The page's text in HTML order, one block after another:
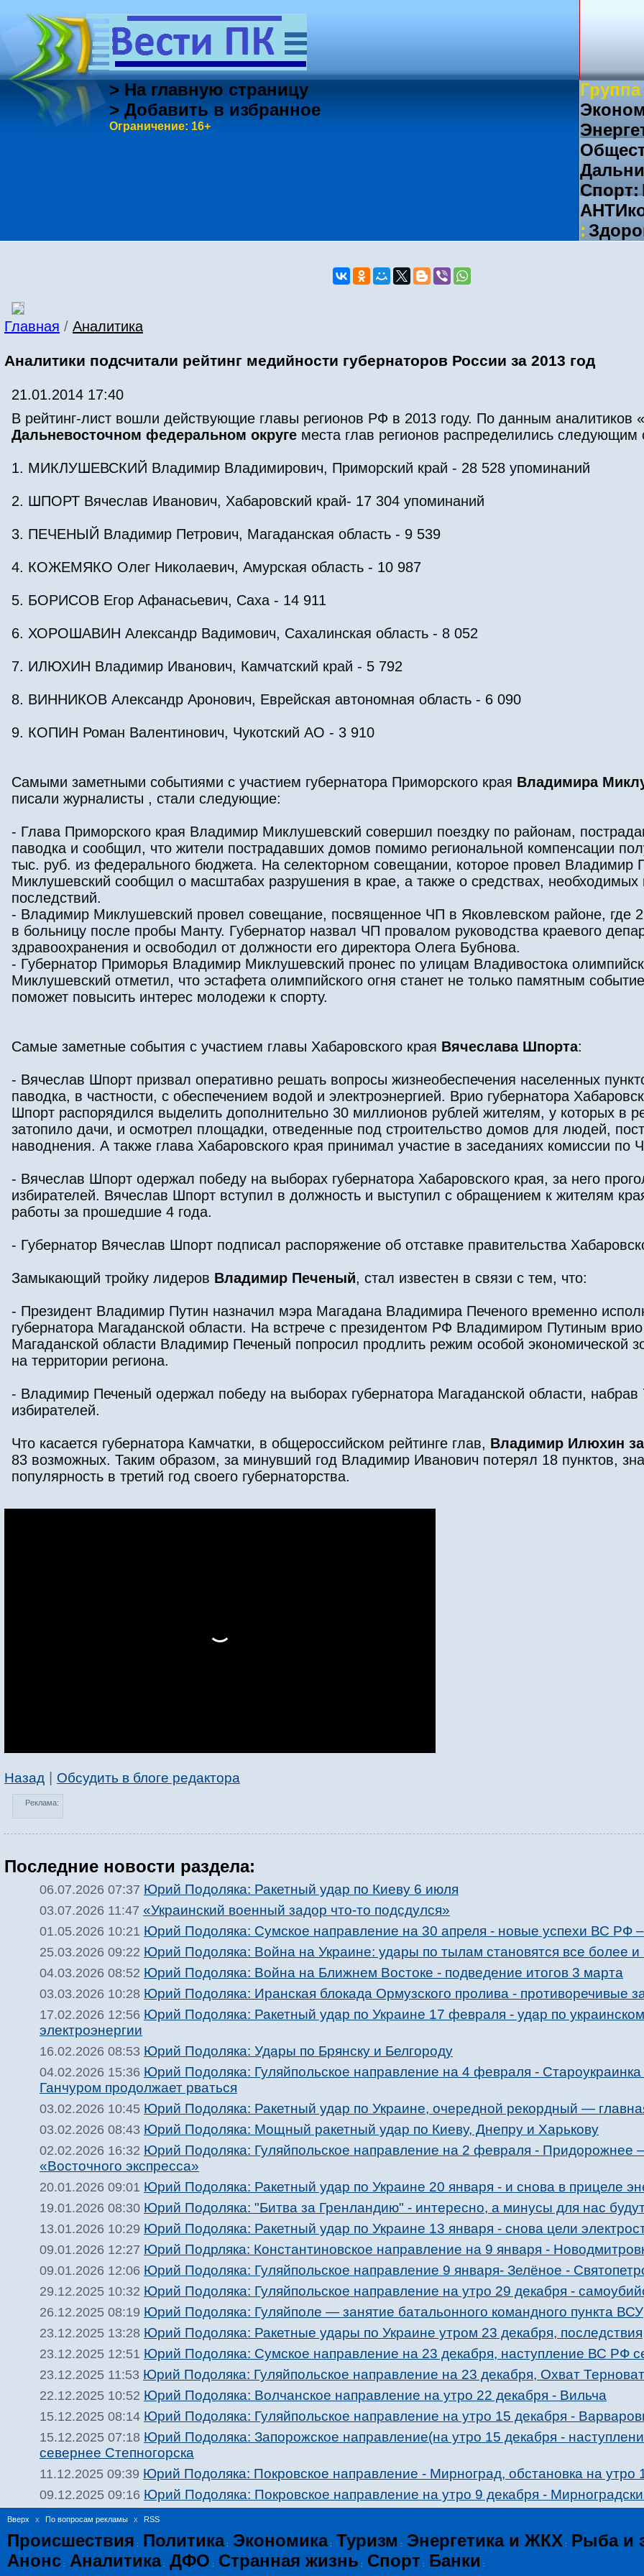
> На главную страницу
> Добавить в избранное
Ограничение: 16+
Спорт:
:
Главная / Аналитика
Аналитики подсчитали рейтинг медийности губернаторов России за 2013 год
21.01.2014 17:40
В рейтинг-лист вошли действующие главы регионов РФ в 2013 году. По данным аналитиков
Дальневосточном федеральном округе места глав регионов распределились следующим
1. МИКЛУШЕВСКИЙ Владимир Владимирович, Приморский край - 28 528 упоминаний
2. ШПОРТ Вячеслав Иванович, Хабаровский край- 17 304 упоминаний
3. ПЕЧЕНЫЙ Владимир Петрович, Магаданская область - 9 539
4. КОЖЕМЯКО Олег Николаевич, Амурская область - 10 987
5. БОРИСОВ Егор Афанасьевич, Саха - 14 911
6. ХОРОШАВИН Александр Вадимович, Сахалинская область - 8 052
7. ИЛЮХИН Владимир Иванович, Камчатский край - 5 792
8. ВИННИКОВ Александр Аронович, Еврейская автономная область - 6 090
9. КОПИН Роман Валентинович, Чукотский АО - 3 910
Самыми заметными событиями с участием губернатора Приморского края Владимира
писали журналисты , стали следующие:
- Глава Приморского края Владимир Миклушевский совершил поездку по районам,
паводка и сообщил, что жители пострадавших домов помимо региональной компенсации
тыс. руб. из федерального бюджета. На селекторном совещании, которое провел Владимир
Миклушевский сообщил о масштабах разрушения в крае, а также о средствах,
последствий.
- Владимир Миклушевский провел совещание, посвященное ЧП в Яковлевском районе, где
в больницу после пробы Манту. Губернатор назвал ЧП провалом руководства краевого
здравоохранения и освободил от должности его директора Олега Бубнова.
- Губернатор Приморья Владимир Миклушевский пронес по улицам Владивостока
Миклушевский отметил, что эстафета олимпийского огня станет не только памятным
поможет повысить интерес молодежи к спорту.
Самые заметные события с участием главы Хабаровского края Вячеслава Шпорта:
- Вячеслав Шпорт призвал оперативно решать вопросы жизнеобеспечения населенных
паводка, в частности, с обеспечением водой и электроэнергией. Врио губернатора
Шпорт распорядился выделить дополнительно 30 миллионов рублей жителям, у которых в
затопило дачи, и осмотрел площадки, отведенные под строительство домов для людей,
наводнения. А также глава Хабаровского края принимал участие в заседаниях комиссии по
- Вячеслав Шпорт одержал победу на выборах губернатора Хабаровского края, за него
избирателей. Вячеслав Шпорт вступил в должность и выступил с обращением к жителям
работы за прошедшие 4 года.
- Губернатор Вячеслав Шпорт подписал распоряжение об отставке правительства
Замыкающий тройку лидеров Владимир Печеный, стал известен в связи с тем, что:
- Президент Владимир Путин назначил мэра Магадана Владимира Печеного временно
губернатора Магаданской области. На встрече с президентом РФ Владимиром Путиным врио
Магаданской области Владимир Печеный попросил продлить режим особой экономической
на территории региона.
- Владимир Печеный одержал победу на выборах губернатора Магаданской области, набрав
избирателей.
Что касается губернатора Камчатки, в общероссийском рейтинге глав, Владимир Илюхин
83 возможных. Таким образом, за минувший год Владимир Иванович потерял 18 пунктов,
популярность в третий год своего губернаторства.
Назад Обсудить в блоге редактора
Реклама:
Последние новости раздела:
06.07.2026 07:37 Юрий Подоляка: Ракетный удар по Киеву 6 июля
03.07.2026 11:47 «Украинский военный задор что-то подсдулся»
01.05.2026 10:21 Юрий Подоляка: Сумское направление на 30 апреля - новые успехи ВС РФ
25.03.2026 09:22 Юрий Подоляка: Война на Украине: удары по тылам становятся все более
04.03.2026 08:52 Юрий Подоляка: Война на Ближнем Востоке - подведение итогов 3 марта
03.03.2026 10:28 Юрий Подоляка: Иранская блокада Ормузского пролива - противоречивые
17.02.2026 12:56 Юрий Подоляка: Ракетный удар по Украине 17 февраля - удар по
электроэнергии
16.02.2026 08:53 Юрий Подоляка: Удары по Брянску и Белгороду
04.02.2026 15:36 Юрий Подоляка: Гуляйпольское направление на 4 февраля -
Ганчуром продолжает рваться
03.02.2026 10:45 Юрий Подоляка: Ракетный удар по Украине, очередной рекордный —
03.02.2026 08:43 Юрий Подоляка: Мощный ракетный удар по Киеву, Днепру и Харькову
02.02.2026 16:32 Юрий Подоляка: Гуляйпольское направление на 2 февраля - Придорожнее
«Восточного экспресса»
20.01.2026 09:01 Юрий Подоляка: Ракетный удар по Украине 20 января - и снова в прицеле
19.01.2026 08:30 Юрий Подоляка: "Битва за Гренландию" - интересно, а минусы для нас
13.01.2026 10:29 Юрий Подоляка: Ракетный удар по Украине 13 января - снова цели
09.01.2026 12:27 Юрий Подрляка: Константиновское направление на 9 января -
09.01.2026 12:06 Юрий Подоляка: Гуляйпольское направление 9 января- Зелёное -
29.12.2025 10:32 Юрий Подоляка: Гуляйпольское направление на утро 29 декабря -
26.12.2025 08:19 Юрий Подоляка: Гуляйполе — занятие батальонного командного пункта ВСУ
23.12.2025 13:28 Юрий Подоляка: Ракетные удары по Украине утром 23 декабря, последствия
23.12.2025 12:51 Юрий Подоляка: Сумское направление на 23 декабря, наступление ВС РФ
23.12.2025 11:53 Юрий Подоляка: Гуляйпольское направление на 23 декабря, Охват
22.12.2025 10:52 Юрий Подоляка: Волчанское направление на утро 22 декабря - Вильча
15.12.2025 08:14 Юрий Подоляка: Гуляйпольское направление на утро 15 декабря -
15.12.2025 07:18 Юрий Подоляка: Запорожское направление(на утро 15 декабря -
севернее Степногорска
11.12.2025 09:39 Юрий Подоляка: Покровское направление - Мирноград, обстановка на утро
09.12.2025 09:16 Юрий Подоляка: Покровское направление на утро 9 декабря -
Вверх x По вопросам рекламы x RSS
Происшествия : Политика: Экономика: Туризм : Энергетика и ЖКХ : Рыба и
Анонс : Аналитика: ДФО : Странная жизнь : Спорт : Банки :